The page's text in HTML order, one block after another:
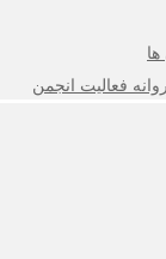
فعالیت انجمن